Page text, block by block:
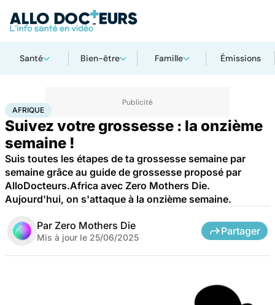
Santé Bien-être Famille Émissions
AccueilFamille
AFRIQUE
Suivez votre grossesse : la onzième
semaine !
Suis toutes les étapes de ta grossesse semaine par
semaine grâce au guide de grossesse proposé par
AlloDocteurs.Africa avec Zero Mothers Die.
Aujourd'hui, on s'attaque à la onzième semaine.
Par Zero Mothers Die
Mis à jour le 25/06/2025
Partager